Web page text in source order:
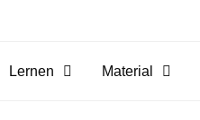
Lernen Material